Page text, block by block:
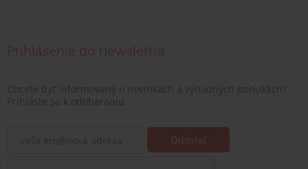
Prihlásenie do newslettra